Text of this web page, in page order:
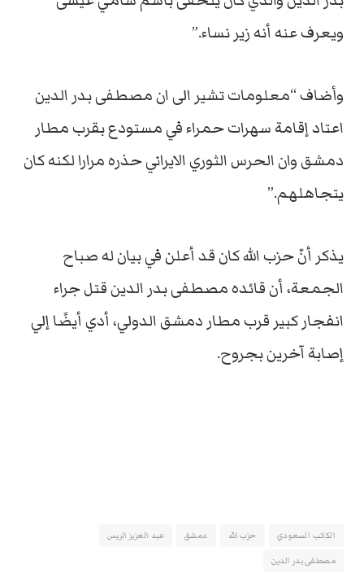
ويعرف عنه أنه زير نساء.”
وأضاف “معلومات تشير الى ان مصطفى بدر الدين
اعتاد إقامة سهرات حمراء في مستودع بقرب مطار
دمشق وان الحرس الثوري الايراني حذره مرارا لكنه كان
يتجاهلهم.”
يذكر أنّ حزب الله كان قد أعلن في بيان له صباح
الجمعة، أن قائده مصطفى بدر الدين قتل جراء
انفجار كبير قرب مطار دمشق الدولي، أدي أيضًا إلي
إصابة آخرين بجروح.
الكاتب السعودي حزب الله دمشق
عبد العزيز الريس
مصطفى بدر الدين